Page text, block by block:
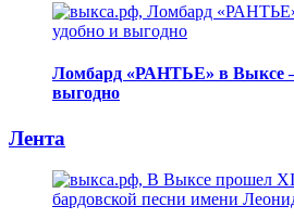
Ломбард «РАНТЬЕ» в Выксе
выгодно
Лента